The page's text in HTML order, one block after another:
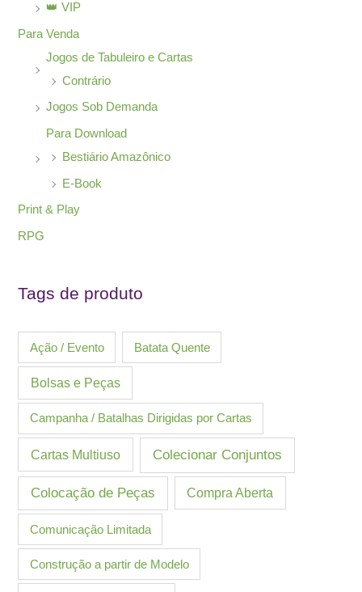
👑 VIP
Para Venda
Jogos de Tabuleiro e Cartas
Contrário
Jogos Sob Demanda
Para Download
Bestiário Amazônico
E-Book
Print & Play
RPG
Tags de produto
Ação / Evento Batata Quente
Bolsas e Peças
Campanha / Batalhas Dirigidas por Cartas
Cartas Multiuso Colecionar Conjuntos
Colocação de Peças Compra Aberta
Comunicação Limitada
Construção a partir de Modelo